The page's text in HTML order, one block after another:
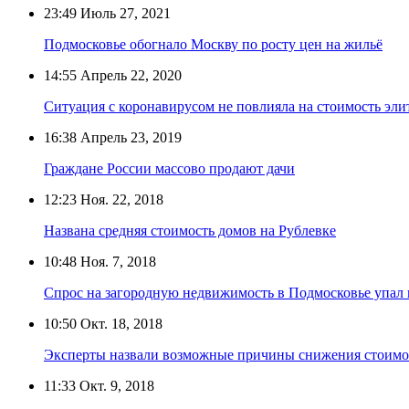
23:49 Июль 27, 2021
Подмосковье обогнало Москву по росту цен на жильё
14:55 Апрель 22, 2020
Ситуация с коронавирусом не повлияла на стоимость
16:38 Апрель 23, 2019
Граждане России массово продают дачи
12:23 Ноя. 22, 2018
Названа средняя стоимость домов на Рублевке
10:48 Ноя. 7, 2018
Спрос на загородную недвижимость в Подмосковье упал
10:50 Окт. 18, 2018
Эксперты назвали возможные причины снижения
11:33 Окт. 9, 2018